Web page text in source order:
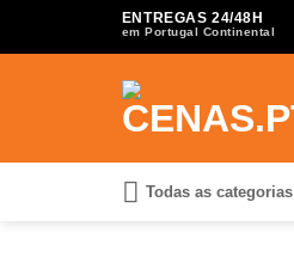
ENTREGAS 24/48H
em Portugal Continental
Todas as categorias